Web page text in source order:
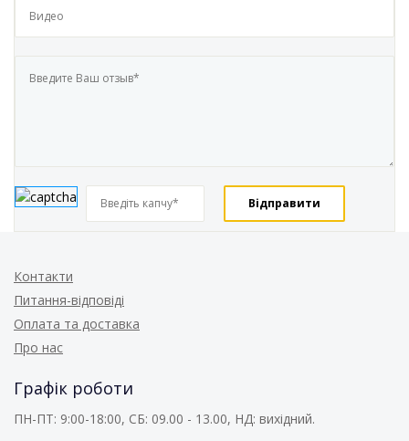
Контакти
Питання-відповіді
Оплата та доставка
Про нас
Графік роботи
ПН-ПТ: 9:00-18:00, СБ: 09.00 - 13.00, НД: вихідний.